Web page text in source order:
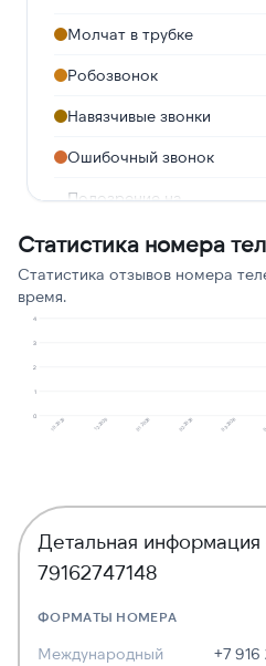
Молчат в трубке
Робозвонок
Навязчивые звонки
Ошибочный звонок
Подозрение на
Сбор персональных
данных
Статистика номера
Статистика отзывов номера
время.
0
1
2
3
4
10.2025 12.2025 01.2026 02.2026 03.2026
Детальная
79162747148
ФОРМАТЫ НОМЕРА
Международный +7 916